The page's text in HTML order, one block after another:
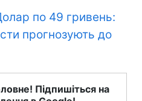
по 49 гривень:
прогнозують до
Підпишіться на